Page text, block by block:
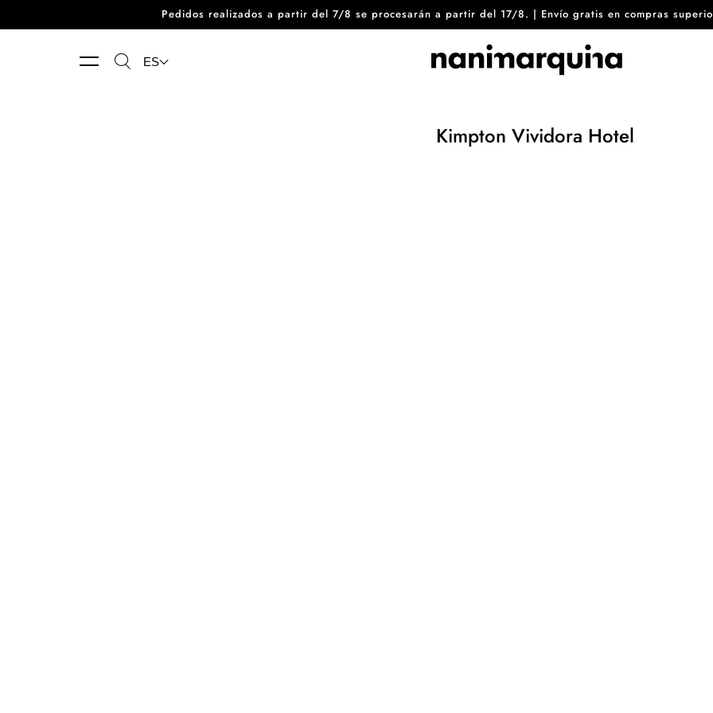
Ir directamente al contenidoPedidos realizados a partir del 7/8 se procesarán a partir del 17/8. | Envío gratis en compras
ES
Kimpton Vividora Hotel